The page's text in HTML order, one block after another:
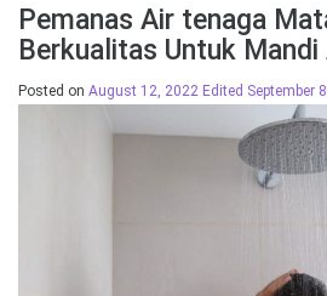
Pemanas Air tenaga
Berkualitas Untuk
Posted on August 12, 2022 Edited September